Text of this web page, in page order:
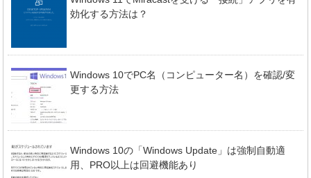
効化する方法は？
Windows 10でPC名（コンピューター名）を確認/変
更する方法
Windows 10の「Windows Update」は強制自動適
用、PRO以上は回避機能あり